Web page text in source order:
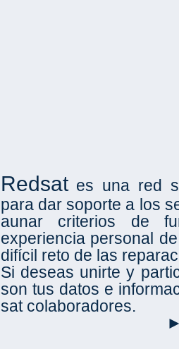
Redsat es una red
para dar soporte a los
aunar criterios de
experiencia personal
difícil reto de las
Si deseas unirte y
son tus datos e
sat colaboradores.